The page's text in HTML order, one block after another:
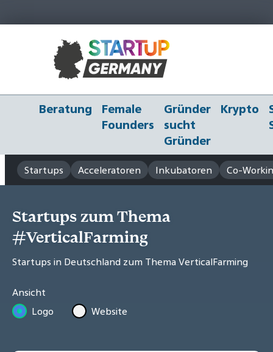
Beratung
Female
Founders
Gründer
sucht
Gründer
Krypto
Startups Acceleratoren Inkubatoren Co-
Startups zum Thema
#VerticalFarming
Startups in Deutschland zum Thema VerticalFarming
Ansicht
Logo
Website